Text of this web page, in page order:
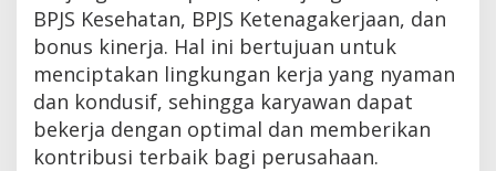
BPJS Kesehatan, BPJS Ketenagakerjaan, dan
bonus kinerja. Hal ini bertujuan untuk
menciptakan lingkungan kerja yang nyaman
dan kondusif, sehingga karyawan dapat
bekerja dengan optimal dan memberikan
kontribusi terbaik bagi perusahaan.